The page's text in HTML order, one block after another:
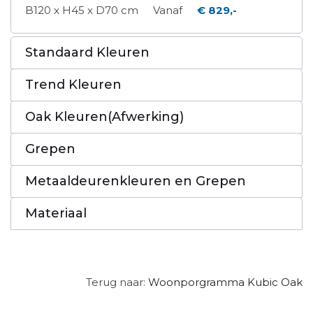
B120 x H45 x D70 cm
Vanaf € 829,-
Standaard Kleuren
Trend Kleuren
Oak Kleuren(Afwerking)
Grepen
Metaaldeurenkleuren en Grepen
Materiaal
Terug naar: Woonporgramma Kubic Oak